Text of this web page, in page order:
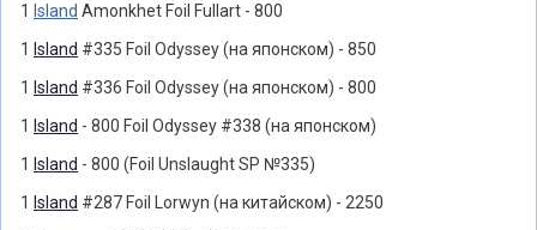
1 Island Amonkhet Foil Fullart - 800
1 Island #335 Foil Odyssey (на японском) - 850
1 Island #336 Foil Odyssey (на японском) - 800
1 Island - 800 Foil Odyssey #338 (на японском)
1 Island - 800 (Foil Unslaught SP №335)
1 Island #287 Foil Lorwyn (на китайском) - 2250